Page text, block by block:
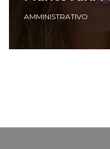
AMMINISTRATIVO